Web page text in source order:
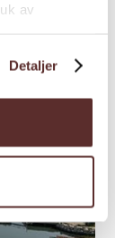
av
Detaljer